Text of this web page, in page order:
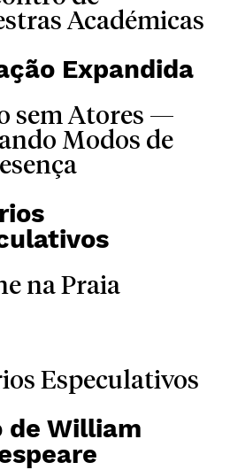
Académicas
Expandida
sem Atores —
Modos de
na Praia
Especulativos
de William